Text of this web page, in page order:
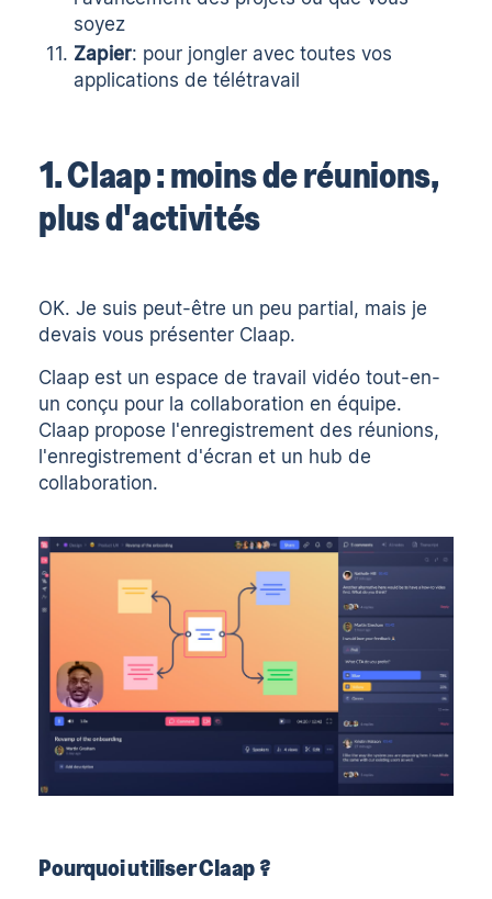
soyez
Zapier: pour jongler avec toutes vos
applications de télétravail
1. Claap : moins de réunions,
plus d'activités
OK. Je suis peut-être un peu partial, mais je
devais vous présenter Claap.
Claap est un espace de travail vidéo tout-en-
un conçu pour la collaboration en équipe.
Claap propose l'enregistrement des réunions,
l'enregistrement d'écran et un hub de
collaboration.
Pourquoi utiliser Claap ?